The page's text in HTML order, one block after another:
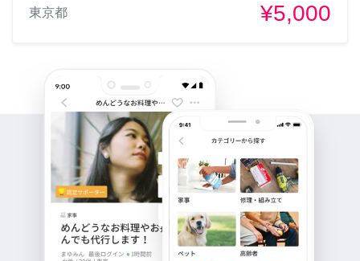
東京都 ¥5,000